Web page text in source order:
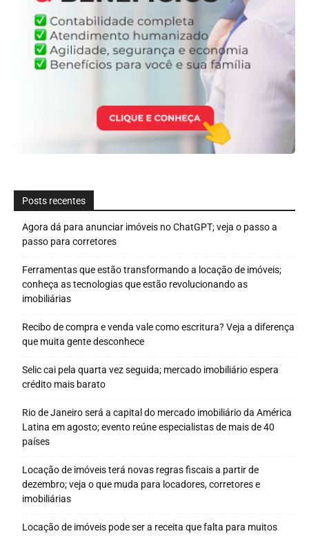
Posts recentes
Agora dá para anunciar imóveis no ChatGPT; veja o passo a
passo para corretores
Ferramentas que estão transformando a locação de imóveis;
conheça as tecnologias que estão revolucionando as
imobiliárias
Recibo de compra e venda vale como escritura? Veja a diferença
que muita gente desconhece
Selic cai pela quarta vez seguida; mercado imobiliário espera
crédito mais barato
Rio de Janeiro será a capital do mercado imobiliário da América
Latina em agosto; evento reúne especialistas de mais de 40
países
Locação de imóveis terá novas regras fiscais a partir de
dezembro; veja o que muda para locadores, corretores e
imobiliárias
Locação de imóveis pode ser a receita que falta para muitos